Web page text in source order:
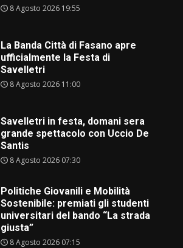
8 Agosto 2026 19:55
La Banda Città di Fasano apre
ufficialmente la Festa di
Savelletri
8 Agosto 2026 11:00
Savelletri in festa, domani sera
grande spettacolo con Uccio De
Santis
8 Agosto 2026 07:30
Politiche Giovanili e Mobilità
Sostenibile: premiati gli studenti
universitari del bando “La strada
giusta”
8 Agosto 2026 07:15